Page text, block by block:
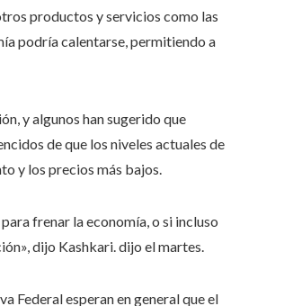
productos y servicios como las
podría calentarse, permitiendo a
y algunos han sugerido que
de que los niveles actuales de
y los precios más bajos.
frenar la economía, o si incluso
dijo Kashkari. dijo el martes.
Federal esperan en general que el